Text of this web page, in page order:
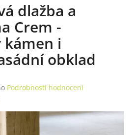
dlažba a
Crem -
i
obklad
Podrobnosti hodnocení